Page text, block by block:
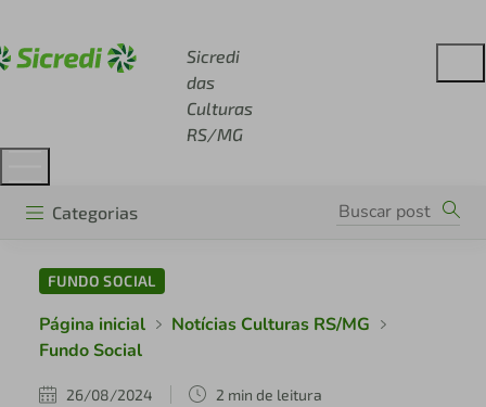
Sicredi
das
Culturas
RS/MG
Categorias
FUNDO SOCIAL
Página inicial
Notícias Culturas RS/MG
Fundo Social
26/08/2024 2 min de leitura